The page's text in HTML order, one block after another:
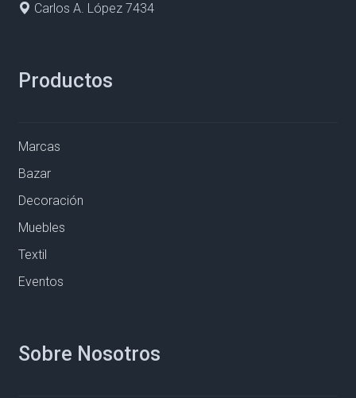
Carlos A. López 7434
Productos
Marcas
Bazar
Decoración
Muebles
Textil
Eventos
Sobre Nosotros